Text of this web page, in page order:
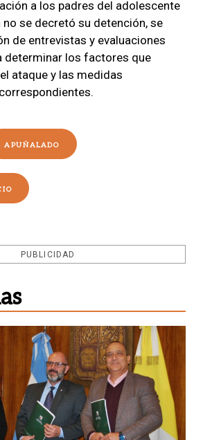
a los padres del adolescente
no se decretó su detención, se
de entrevistas y evaluaciones
determinar los factores que
ataque y las medidas
APUÑALADO
PUBLICIDAD